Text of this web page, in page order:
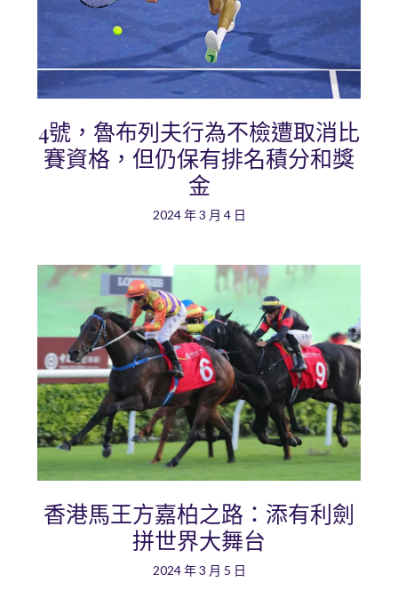
4號，魯布列夫行為不檢遭取消比
賽資格，但仍保有排名積分和獎
金
2024 年 3 月 4 日
香港馬王方嘉柏之路：添有利劍
拼世界大舞台
2024 年 3 月 5 日